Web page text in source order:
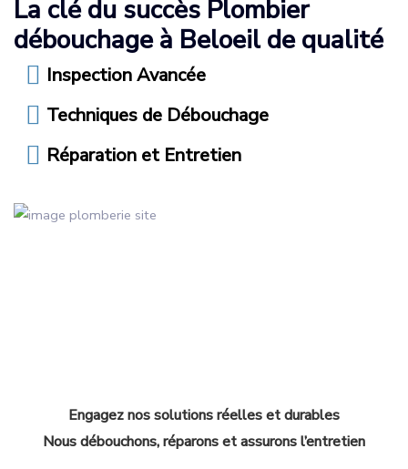
La clé du succès Plombier
débouchage à Beloeil de qualité
Inspection Avancée
Techniques de Débouchage
Réparation et Entretien
Engagez nos solutions réelles et durables
Nous débouchons, réparons et assurons l’entretien